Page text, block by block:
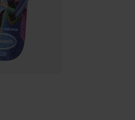
cada paso en un pequeño
color y ese toque de magia
se ve desde sus ojos.
la tienda oficial de